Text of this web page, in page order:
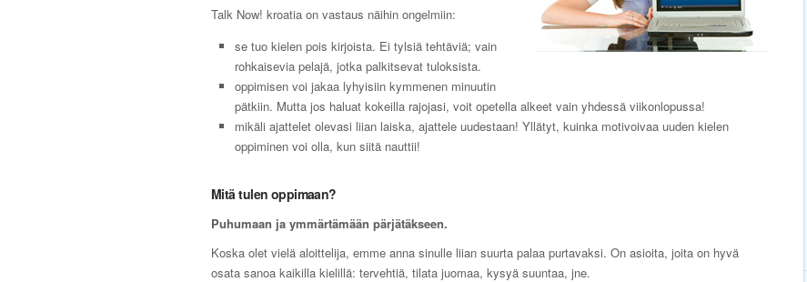
Talk Now! kroatia on vastaus näihin ongelmiin:
se tuo kielen pois kirjoista. Ei tylsiä tehtäviä; vain
rohkaisevia pelajä, jotka palkitsevat tuloksista.
oppimisen voi jakaa lyhyisiin kymmenen minuutin
pätkiin. Mutta jos haluat kokeilla rajojasi, voit opetella alkeet vain yhdessä viikonlopussa!
mikäli ajattelet olevasi liian laiska, ajattele uudestaan! Yllätyt, kuinka motivoivaa uuden kielen
oppiminen voi olla, kun siitä nauttii!
Mitä tulen oppimaan?
Puhumaan ja ymmärtämään pärjätäkseen.
Koska olet vielä aloittelija, emme anna sinulle liian suurta palaa purtavaksi. On asioita, joita on hyvä
osata sanoa kaikilla kielillä: tervehtiä, tilata juomaa, kysyä suuntaa, jne.